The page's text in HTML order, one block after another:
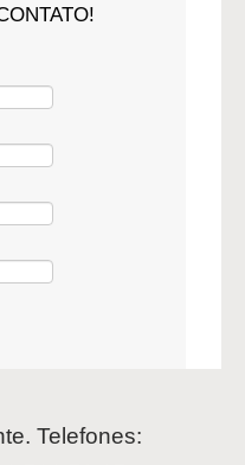
Telefones: